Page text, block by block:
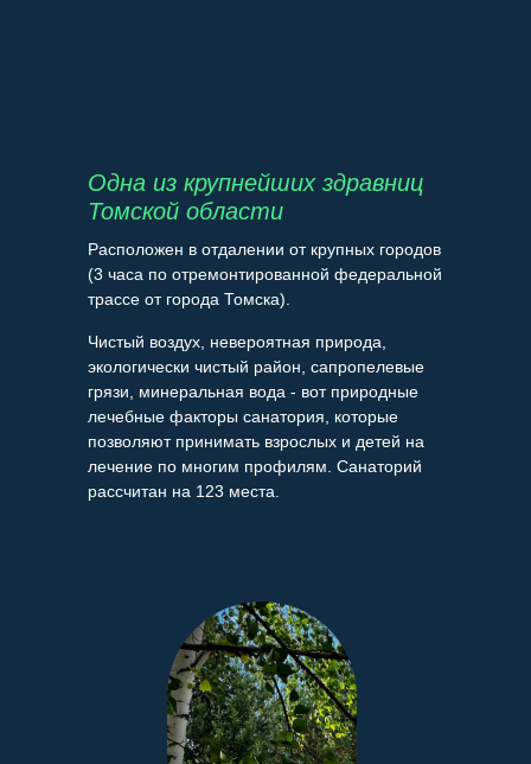
Расположен в отдалении от крупных городов
(3 часа по отремонтированной федеральной
трассе от города Томска).
Одна из крупнейших здравниц
Томской области
Чистый воздух, невероятная природа,
экологически чистый район, сапропелевые
грязи, минеральная вода - вот природные
лечебные факторы санатория, которые
позволяют принимать взрослых и детей на
лечение по многим профилям. Санаторий
рассчитан на 123 места.